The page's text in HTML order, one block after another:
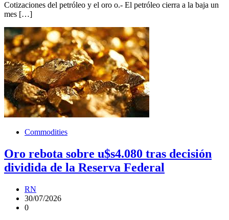
Cotizaciones del petróleo y el oro o.- El petróleo cierra a la baja un
mes […]
Commodities
Oro rebota sobre u$s4.080 tras decisión
dividida de la Reserva Federal
RN
30/07/2026
0